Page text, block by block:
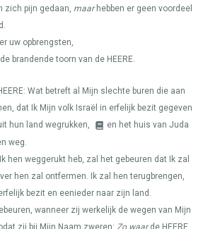
zich pijn gedaan, maarhebben er geen voordeel
uw opbrengsten,
brandende toorn van de HEERE.
: Wat betreft al Mijn slechte buren die aan
dat Ik Mijn volk Israël in erfelijk bezit gegeven
hun land wegrukken,
en het huis van Juda
weg.
hen weggerukt heb, zal het gebeuren dat Ik zal
hen zal ontfermen. Ik zal hen terugbrengen,
bezit en eenieder naar zijn land.
wanneer zij werkelijk de wegen van Mijn
zij bij Mijn Naam zweren: Zo waarde HEERE